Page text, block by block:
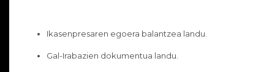
Ikasenpresaren egoera balantzea landu.
Gal-Irabazien dokumentua landu.